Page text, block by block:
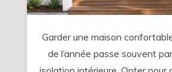
Garder une maison
de l’année passe souvent